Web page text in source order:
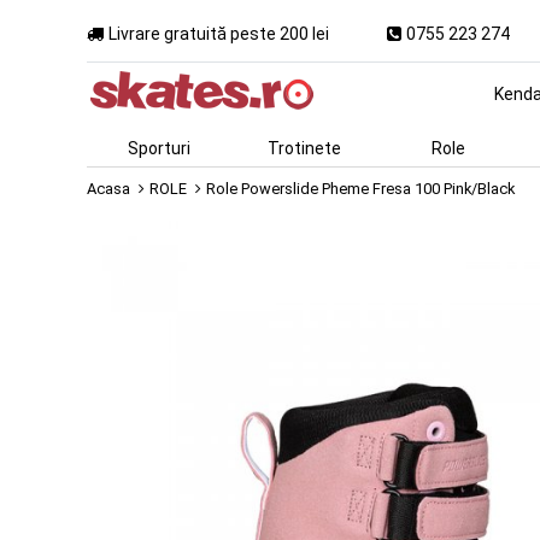
Livrare gratuită peste 200 lei 0755 223 274
Sporturi Trotinete Role
Acasa ROLE Role Powerslide Pheme Fresa 100 Pink/Black